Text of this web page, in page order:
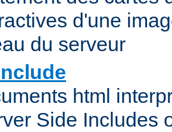
d'une
du serveur
html
Side Includes